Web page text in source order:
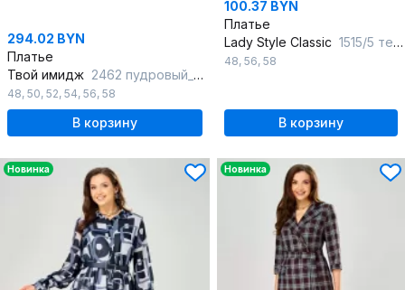
294.02 BYN
Платье
Твой имидж 2462 пудровый_с_принтом
48, 50, 52, 54, 56, 58
В корзину
100.37 BYN
Платье
Lady Style Classic 1515/5 темно-синий_с_ розовым
48, 56, 58
В корзину
Новинка Новинка